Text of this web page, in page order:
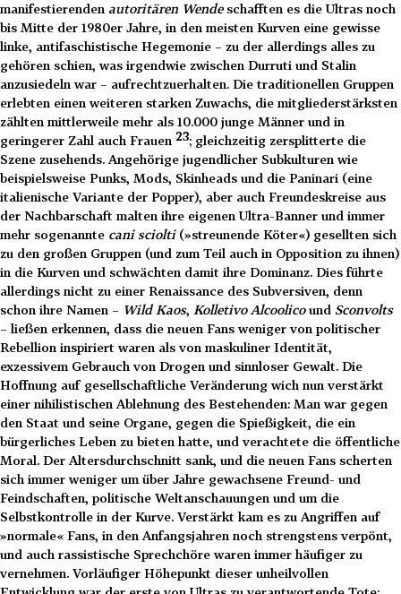
manifestierenden autoritären Wendeschafften es die Ultras noch
bis Mitte der 1980er Jahre, in den meisten Kurven eine gewisse
linke, antifaschistische Hegemonie – zu der allerdings alles zu
gehören schien, was irgendwie zwischen Durruti und Stalin
anzusiedeln war – aufrechtzuerhalten. Die traditionellen Gruppen
erlebten einen weiteren starken Zuwachs, die mitgliederstärksten
zählten mittlerweile mehr als 10.000 junge Männer und in
geringerer Zahl auch Frauen 23; gleichzeitig zersplitterte die
Szene zusehends. Angehörige jugendlicher Subkulturen wie
beispielsweise Punks, Mods, Skinheads und die Paninari (eine
italienische Variante der Popper), aber auch Freundeskreise aus
der Nachbarschaft malten ihre eigenen Ultra-Banner und immer
mehr sogenannte cani sciolti(»streunende Köter«) gesellten sich
zu den großen Gruppen (und zum Teil auch in Opposition zu ihnen)
in die Kurven und schwächten damit ihre Dominanz. Dies führte
allerdings nicht zu einer Renaissance des Subversiven, denn
schon ihre Namen – Wild Kaos, Kolletivo Alcoolicound Sconvolts
– ließen erkennen, dass die neuen Fans weniger von politischer
Rebellion inspiriert waren als von maskuliner Identität,
exzessivem Gebrauch von Drogen und sinnloser Gewalt. Die
Hoffnung auf gesellschaftliche Veränderung wich nun verstärkt
einer nihilistischen Ablehnung des Bestehenden: Man war gegen
den Staat und seine Organe, gegen die Spießigkeit, die ein
bürgerliches Leben zu bieten hatte, und verachtete die öffentliche
Moral. Der Altersdurchschnitt sank, und die neuen Fans scherten
sich immer weniger um über Jahre gewachsene Freund- und
Feindschaften, politische Weltanschauungen und um die
Selbstkontrolle in der Kurve. Verstärkt kam es zu Angriffen auf
»normale« Fans, in den Anfangsjahren noch strengstens verpönt,
und auch rassistische Sprechchöre waren immer häufiger zu
vernehmen. Vorläufiger Höhepunkt dieser unheilvollen